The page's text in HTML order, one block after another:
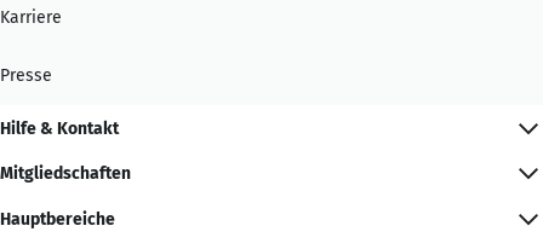
Karriere
Presse
Hilfe & Kontakt
Mitgliedschaften
Hauptbereiche